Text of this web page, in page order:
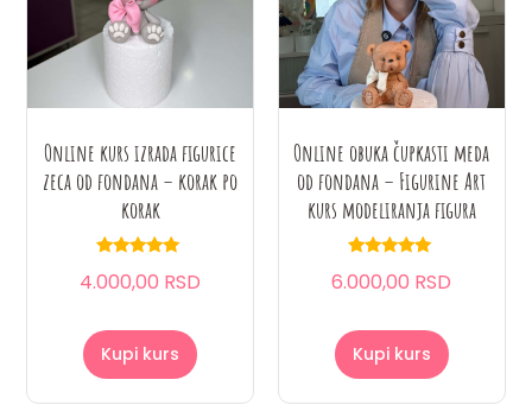
Online kurs izrada figurice
zeca od fondana – korak po
korak
sa
4.000,00 RSD
Kupi kurs
Online obuka čupkasti meda
od fondana – Figurine Art
kurs modeliranja figura
sa
6.000,00 RSD
Kupi kurs